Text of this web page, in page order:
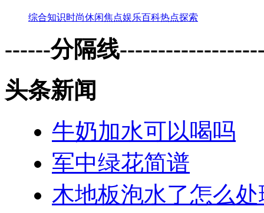
综合知识时尚休闲焦点娱乐百科热点探索
------分隔线
头条新闻
牛奶加水可以喝吗
军中绿花简谱
木地板泡水了怎么处